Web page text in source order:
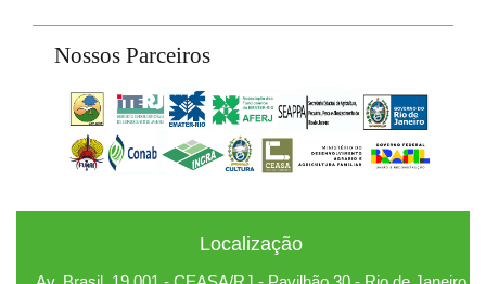
Nossos Parceiros
Localização